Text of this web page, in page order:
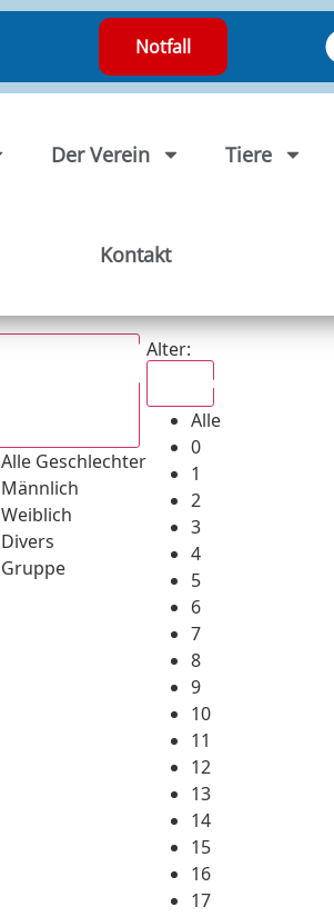
Notfall
Der Verein Tiere
Kontakt
Alle Geschlechter
Männlich
Weiblich
Divers
Gruppe
Alter:
Alle
0
1
2
3
4
5
6
7
8
9
10
11
12
13
14
15
16
17